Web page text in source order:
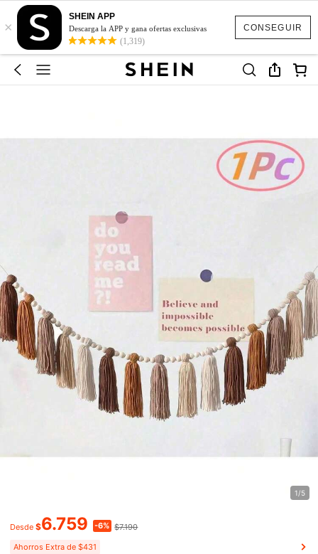
CONSEGUIR
×
SHEIN APP
Descarga la APP y gana ofertas exclusivas
(1,319)
1/5
Desde $6.759 -6% $7.190
Ahorros Extra de $431